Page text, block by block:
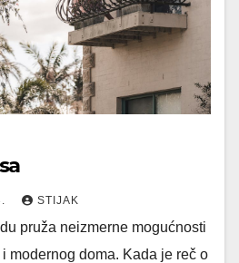
STIJAK
pruža neizmerne mogućnosti
modernog doma. Kada je reč o